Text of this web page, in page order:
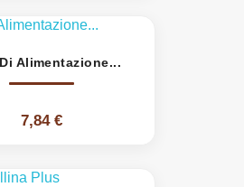
Alimentazione...
7,84 €